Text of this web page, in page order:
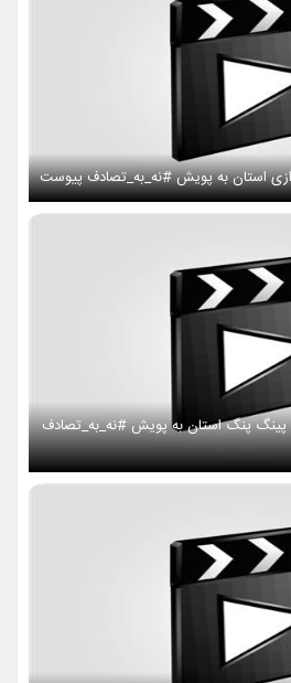
استان به پویش #نه_به_تصادف پیوست
پنگ استان به پویش #نه_به_تصادف